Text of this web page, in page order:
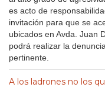
es acto de
invitación para que se
ubicados en Avda. Juan
podrá realizar la
pertinente.
A los ladrones no los